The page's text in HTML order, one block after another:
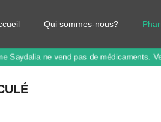
Qui sommes-nous?
Saydalia ne vend pas de médicaments.